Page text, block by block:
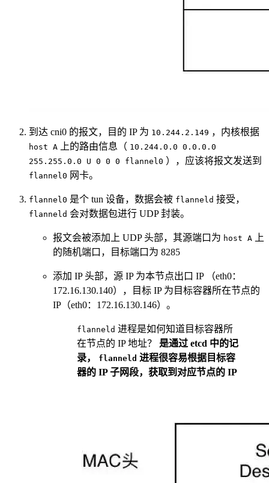
到达 cni0 的报文，目的 IP 为 10.244.2.149 ，内核根据
host A 上的路由信息（ 10.244.0.0 0.0.0.0
255.255.0.0 U 0 0 0 flannel0 ），应该将报文发送到
flannel0 网卡。
flannel0 是个 tun 设备，数据会被 flanneld 接受，
flanneld 会对数据包进行 UDP 封装。
报文会被添加上 UDP 头部，其源端口为 host A 上
的随机端口，目标端口为 8285
添加 IP 头部，源 IP 为本节点出口 IP （eth0：
172.16.130.140），目标 IP 为目标容器所在节点的
IP（eth0：172.16.130.146）。
flanneld 进程是如何知道目标容器所
在节点的 IP 地址？ 是通过 etcd 中的记
录，
flanneld 进程很容易根据目标容
器的 IP 子网段，获取到对应节点的 IP